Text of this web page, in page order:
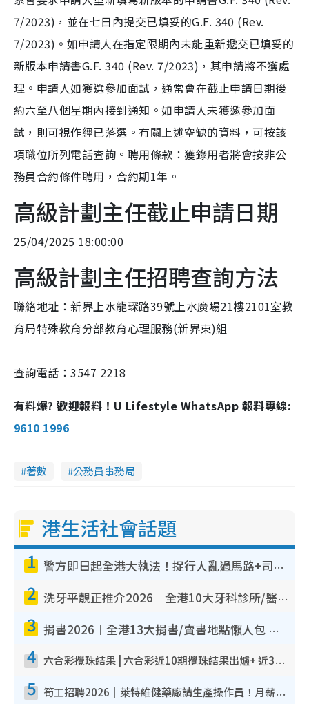
7/2023)，並在七日內提交已填妥的G.F. 340 (Rev.
7/2023)。如申請人在指定限期內未能重新遞交已填妥的
新版本申請書G.F. 340 (Rev. 7/2023)，其申請將不獲處
理。申請人如獲選參加面試，通常會在截止申請日期後
約六至八個星期內接到通知。如申請人未獲邀參加面
試，則可視作經已落選。有關上述空缺的資料，可按該
項職位所列電話查詢。聘用條款：獲錄用者將會按非公
務員合約條件聘用，合約期1年。
高級計劃主任截止申請日期
25/04/2025 18:00:00
高級計劃主任招聘查詢方法
聯絡地址：新界上水龍琛路39號上水廣場21樓2101室教
育局特殊教育分部教育心理服務(新界東)組
查詢電話：3547 2218
有料爆? 歡迎報料！U Lifestyle WhatsApp 報料專線:
9610 1996
著數 公務員事務局
港生活社會話題
1 警方即日起全港大執法！捉行人亂過馬路+司機不專注駕駛！亂過馬路罰$2000
2 洗牙平靚正推介2026︱全港10大牙科診所/醫院懶人包 夜診至8點/鎮靜潔牙/醫療券適用
3 捐書2026︱全港13大捐書/賣書地點懶人包 二手課本最高$150＋舊書換免費咖啡/戲票
4 六合彩攪珠結果 | 六合彩近10期攪珠結果出爐+ 近30期最旺熱門中獎號碼
5 筍工招聘2026｜萊特維健藥廠請生產操作員！月薪高達$1.7萬 冷氣廠房/五天工作/保證雙糧